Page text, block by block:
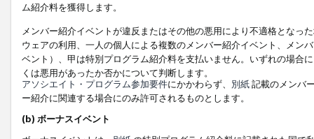
ム紹介料を獲得します。
メンバー紹介イベントが違反またはその他の悪用により不適格となっ
ウェアの利用、一人の個人による複数のメンバー紹介イベント、メン
ベント）、甲は特別プログラム紹介料を支払いません。いずれの場合
くは悪用があったか否かについて判断します。
アソシエイト・プログラム参加要件にかかわらず、 別紙記載のメンバ
ー紹介に関連する場合にのみ許可されるものとします。
(b) ボーナスイベント